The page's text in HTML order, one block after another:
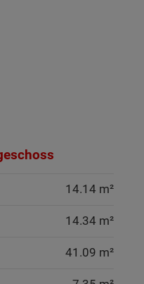
14.14 m²
14.34 m²
41.09 m²